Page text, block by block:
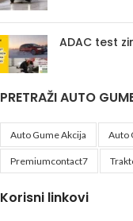
ADAC test
PRETRAŽI AUTO
Auto Gume Akcija Auto
Premiumcontact7
Korisni linkovi